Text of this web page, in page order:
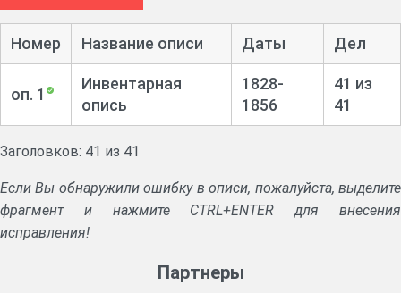
казенных земель, но имели право на особом положении
частновладельческих). Уездные землемеры находились в
ведении губернского землемера, работали под его
руководством и по прямым его указаниям.
возобновлении межевых признаков, размежевании дач,
отмежевании усадебной земли, делении чрезполосных
владений, о проверке границ владений. Генеральная
ведомость о разновладельческих землях. Документы
Номер Название описи Даты Дел
оп. 1
Инвентарная
опись
1828-
1856
41 из
41
Заголовков: 41 из 41
Если Вы обнаружили ошибку в описи, пожалуйста, выделите
фрагмент и нажмите CTRL+ENTER для внесения
исправления!
Партнеры